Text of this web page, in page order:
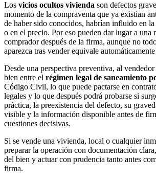
Los vicios ocultos vivienda son defectos
momento de la compraventa que ya existían
de haber sido conocidos, habrían influido en
o en el precio. Por eso pueden dar lugar a una
comprador después de la firma, aunque no
aparezca tras vender equivale
Desde una perspectiva preventiva, al
bien entre el régimen legal de saneamiento
Código Civil, lo que puede pactarse en
legales y lo que después podrá probarse si
práctica, la preexistencia del defecto, su
visible y la información disponible antes de
cuestiones decisivas.
Si se vende una vivienda, local o cualquier
preparar la operación con documentación
del bien y actuar con prudencia tanto antes
firma.